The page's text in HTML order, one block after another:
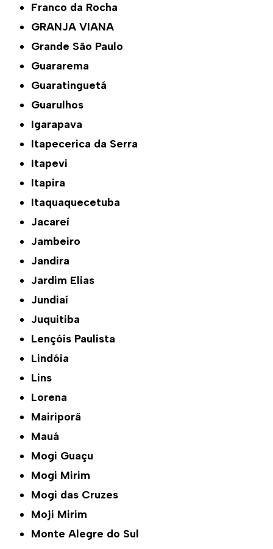
Franco da Rocha
GRANJA VIANA
Grande São Paulo
Guararema
Guaratinguetá
Guarulhos
Igarapava
Itapecerica da Serra
Itapevi
Itapira
Itaquaquecetuba
Jacareí
Jambeiro
Jandira
Jardim Elias
Jundiaí
Juquitiba
Lençóis Paulista
Lindóia
Lins
Lorena
Mairiporã
Mauá
Mogi Guaçu
Mogi Mirim
Mogi das Cruzes
Moji Mirim
Monte Alegre do Sul